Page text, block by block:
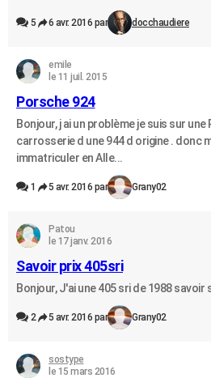
5 6 avr. 2016 par docchaudiere
emile
le 11 juil. 2015
Porsche 924
Bonjour, j ai un problème je suis sur
carrosserie d une 944 d origine . donc
immatriculer en Alle...
1 5 avr. 2016 par Grany02
Patou
le 17 janv. 2016
Savoir prix 405sri
Bonjour, J'ai une 405 sri de 1988 savoir
2 5 avr. 2016 par Grany02
sostype
le 15 mars 2016